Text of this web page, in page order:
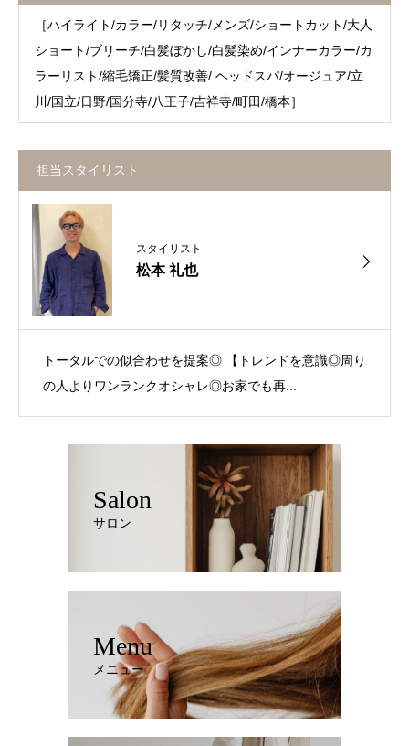
［ハイライト/カラー/リタッチ/メンズ/ショートカット/大人
ショート/ブリーチ/白髪ぼかし/白髪染め/インナーカラー/カ
ラーリスト/縮毛矯正/髪質改善/ ヘッドスパ/オージュア/立
川/国立/日野/国分寺/八王子/吉祥寺/町田/橋本］
担当スタイリスト
スタイリスト
松本 礼也
トータルでの似合わせを提案◎ 【トレンドを意識◎周り
の人よりワンランクオシャレ◎お家でも再...
Salon
サロン
Menu
メニュー